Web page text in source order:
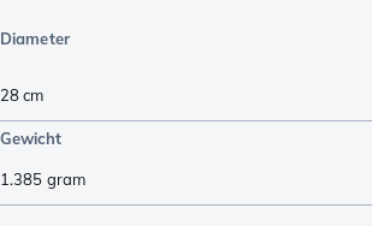
Diameter
28 cm
Gewicht
1.385 gram